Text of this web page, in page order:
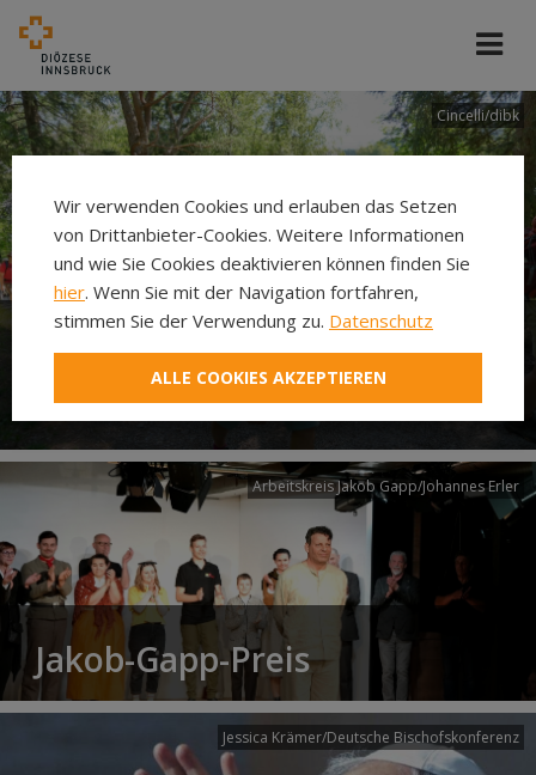
Cincelli/dibk
Neuer Pilgerweg Via
Laudato si’
Arbeitskreis Jakob Gapp/Johannes Erler
Jakob-Gapp-Preis
Jessica Krämer/Deutsche Bischofskonferenz
Wir verwenden Cookies und erlauben das Setzen
von Drittanbieter-Cookies. Weitere Informationen
und wie Sie Cookies deaktivieren können finden Sie
hier. Wenn Sie mit der Navigation fortfahren,
stimmen Sie der Verwendung zu. Datenschutz
ALLE COOKIES AKZEPTIEREN